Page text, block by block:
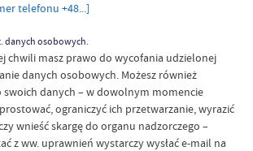
telefonu +48...]
danych osobowych.
chwili masz prawo do wycofania udzielonej
danych osobowych. Możesz również
swoich danych – w dowolnym momencie
ograniczyć ich przetwarzanie, wyrazić
wnieść skargę do organu nadzorczego –
z ww. uprawnień wystarczy wysłać e-mail na